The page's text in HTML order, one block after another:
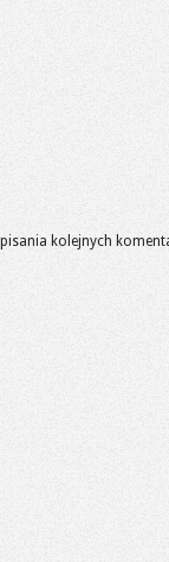
kolejnych